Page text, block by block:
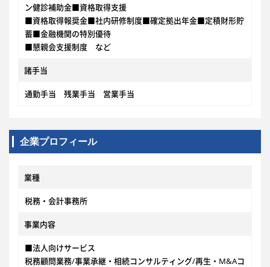
ン健診補助金■資格取得支援
■資格取得報奨金■社内研修制度■確定拠出年金■定積財形貯
蓄■金融機関の特別優待
■懇親会支援制度 など
諸手当
通勤手当 残業手当 営業手当
企業プロフィール
業種
税務・会計事務所
事業内容
■法人向けサービス
税務顧問業務/事業承継・相続コンサルティング/再生・M&Aコ